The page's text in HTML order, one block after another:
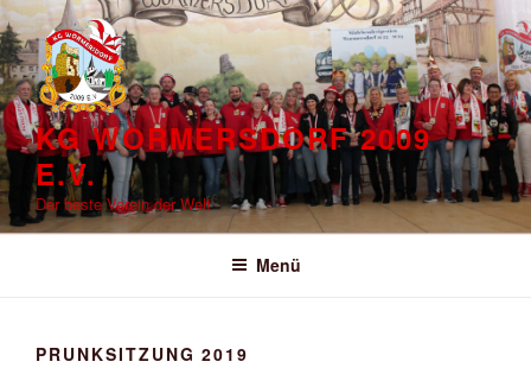
Zum
Inhalt
springen
KG WORMERSDORF 2009
E.V.
Der beste Verein der Welt
Menü
PRUNKSITZUNG 2019